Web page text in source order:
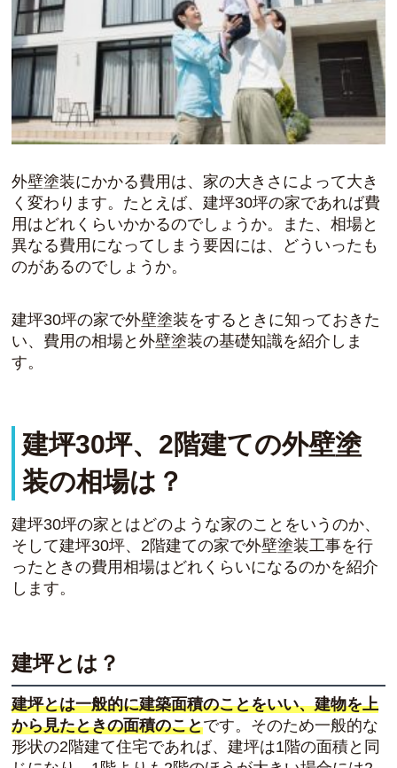
外壁塗装にかかる費用は、家の大きさによって大き
く変わります。たとえば、建坪30坪の家であれば費
用はどれくらいかかるのでしょうか。また、相場と
異なる費用になってしまう要因には、どういったも
のがあるのでしょうか。
建坪30坪の家で外壁塗装をするときに知っておきた
い、費用の相場と外壁塗装の基礎知識を紹介しま
す。
建坪30坪、2階建ての外壁塗
装の相場は？
建坪30坪の家とはどのような家のことをいうのか、
そして建坪30坪、2階建ての家で外壁塗装工事を行
ったときの費用相場はどれくらいになるのかを紹介
します。
建坪とは？
建坪とは一般的に建築面積のことをいい、建物を上
から見たときの面積のことです。そのため一般的な
形状の2階建て住宅であれば、建坪は1階の面積と同